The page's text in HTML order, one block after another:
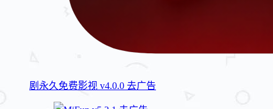
剧永久免费影视 v4.0.0 去广告